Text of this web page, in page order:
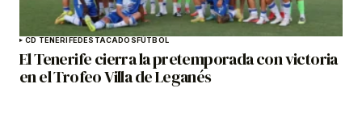
CD TENERIFEDESTACADOSFÚTBOL
El Tenerife cierra la pretemporada con victoria
en el Trofeo Villa de Leganés